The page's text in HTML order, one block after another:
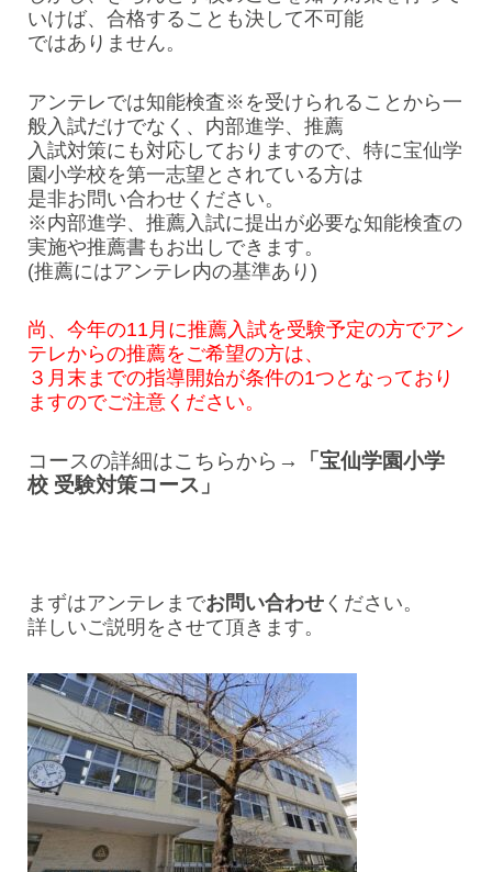
いけば、合格することも決して不可能
ではありません。
アンテレでは知能検査※を受けられることから一
般入試だけでなく、内部進学、推薦
入試対策にも対応しておりますので、特に宝仙学
園小学校を第一志望とされている方は
是非お問い合わせください。
※内部進学、推薦入試に提出が必要な知能検査の
実施や推薦書もお出しできます。
(推薦にはアンテレ内の基準あり)
尚、今年の11月に推薦入試を受験予定の方でアン
テレからの推薦をご希望の方は、
３月末までの指導開始が条件の1つとなっており
ますのでご注意ください。
コースの詳細はこちらから→
「宝仙学園小学
校 受験対策コース」
まずはアンテレまでお問い合わせ ください。
詳しいご説明をさせて頂きます。